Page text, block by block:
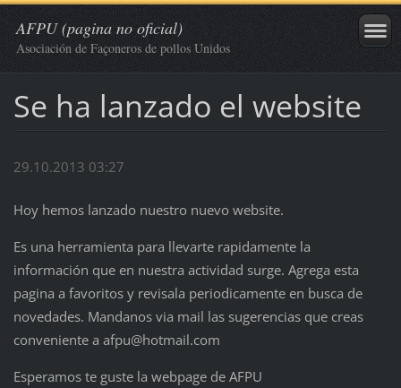
AFPU (pagina no oficial)
Asociación de Façoneros de pollos Unidos
Se ha lanzado el website
29.10.2013 03:27
Hoy hemos lanzado nuestro nuevo website.
Es una herramienta para llevarte rapidamente la
información que en nuestra actividad surge. Agrega esta
pagina a favoritos y revisala periodicamente en busca de
novedades. Mandanos via mail las sugerencias que creas
conveniente a afpu@hotmail.com
Esperamos te guste la webpage de AFPU